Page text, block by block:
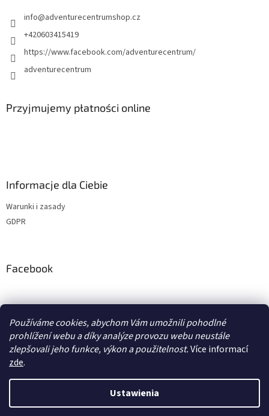
Používáme cookies, abychom Vám umožnili pohodlné
prohlížení webu a díky analýze provozu webu neustále
zlepšovali jeho funkce, výkon a použitelnost.Více informací
zde.
Ustawienia
info@adventurecentrumshop.cz
+420603415419
https://www.facebook.com/adventurecentrum/
adventurecentrum
Przyjmujemy płatności online
Informacje dla Ciebie
Warunki i zasady
GDPR
Facebook
skotti-grill-cz.eu transcool.cz